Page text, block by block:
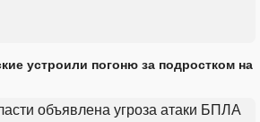
устроили погоню за подростком на